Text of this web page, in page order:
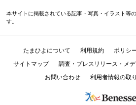
本サイトに掲載されている記事・写真・イラスト等
す。
たまひよについて 利用規約 ポリシ
サイトマップ
調査・プレスリリース・メ
お問い合わせ
利用者情報の取